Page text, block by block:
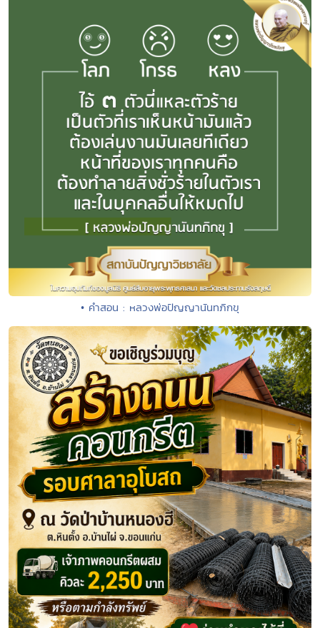
• คำสอน : หลวงพ่อปัญญานันทภิกขุ